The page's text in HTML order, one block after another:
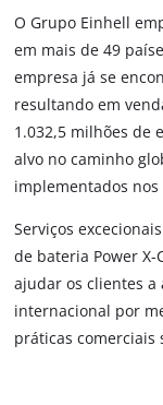
O Grupo Einhell
em mais de 49
empresa já se
resultando em
1.032,5 milhões de
alvo no caminho
implementados
Serviços
de bateria Power
ajudar os clientes
internacional por
práticas comerciais